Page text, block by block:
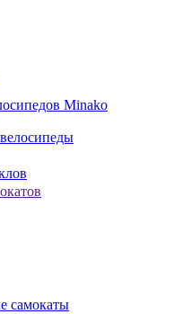
Minako
самокаты